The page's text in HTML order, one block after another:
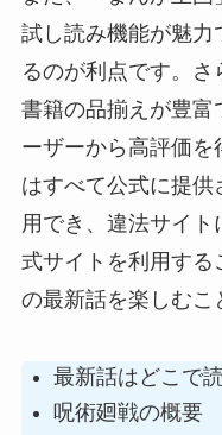
試し読み機能が魅力
るのが利点です。
書籍の品揃えが豊富
ーザーから高評価を
はすべて公式に提供
用でき、違法サイ
式サイトを利用する
の最新話を楽しむこ
最新話はどこで
呪術廻戦の概要